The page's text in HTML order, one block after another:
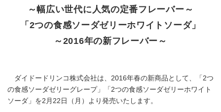
～幅広い世代に人気の定番フレーバー～
「2つの食感ソーダゼリーホワイトソーダ」
～2016年の新フレーバー～
ダイドードリンコ株式会社は、2016年春の新商品として、「2つ
の食感ソーダゼリーグレープ」「2つの食感ソーダゼリーホワイト
ソーダ」を2月22日（月）より発売いたします。